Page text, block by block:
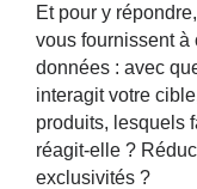
Et pour y
vous fournissent
données : avec
interagit votre
produits, lesquels
réagit-elle ?
exclusivités ?